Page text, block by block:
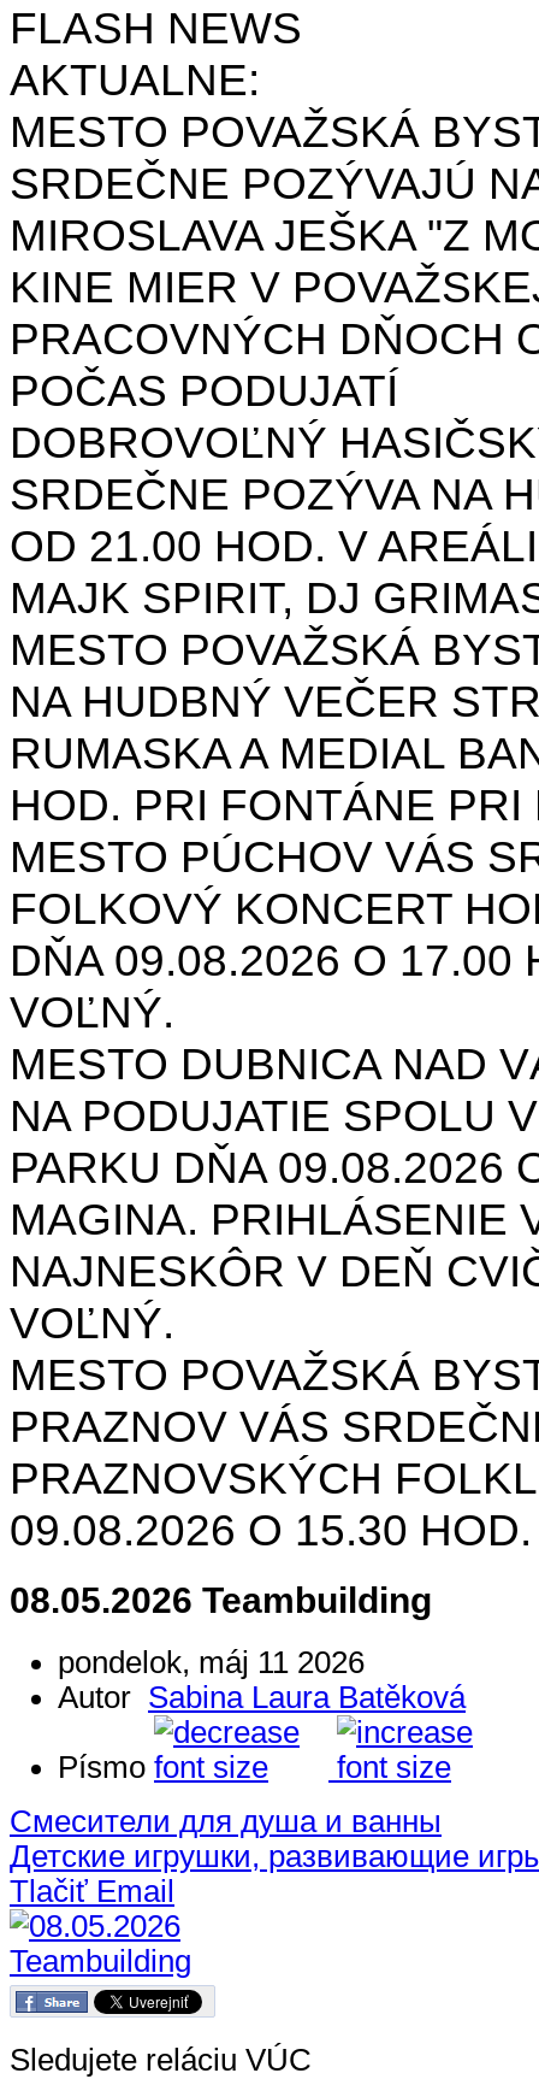
FLASH NEWS
AKTUALNE:
MESTO POVAŽSKÁ
SRDEČNE POZÝVAJÚ
MIROSLAVA JEŠKA "Z
KINE MIER V
PRACOVNÝCH DŇOCH
POČAS PODUJATÍ
DOBROVOĽNÝ
SRDEČNE POZÝVA NA
OD 21.00 HOD. V
MAJK SPIRIT, DJ
MESTO POVAŽSKÁ
NA HUDBNÝ VEČER
RUMASKA A MEDIAL
HOD. PRI FONTÁNE PRI
MESTO PÚCHOV VÁS
FOLKOVÝ KONCERT
DŇA 09.08.2026 O 17.00
VOĽNÝ.
MESTO DUBNICA NAD
NA PODUJATIE SPOLU
PARKU DŇA 09.08.2026
MAGINA. PRIHLÁSENIE
NAJNESKÔR V DEŇ
VOĽNÝ.
MESTO POVAŽSKÁ
PRAZNOV VÁS
PRAZNOVSKÝCH
09.08.2026 O 15.30
08.05.2026 Teambuilding
pondelok, máj 11 2026
Autor Sabina Laura Batěková
Písmo
Смесители для душа и ванны
Детские игрушки, развивающие
Tlačiť Email
Sledujete reláciu VÚC